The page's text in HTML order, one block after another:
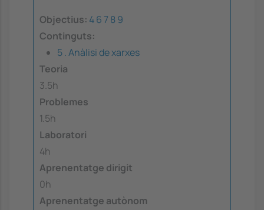
Objectius: 46 7 8 9
Continguts:
5 . Anàlisi de xarxes
Teoria
3.5h
Problemes
1.5h
Laboratori
4h
Aprenentatge dirigit
0h
Aprenentatge autònom